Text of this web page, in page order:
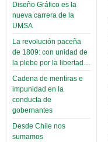
Diseño Gráfico es la
nueva carrera de la
UMSA
La revolución paceña
de 1809: con unidad de
la plebe por la libertad…
Cadena de mentiras e
impunidad en la
conducta de
gobernantes
Desde Chile nos
sumamos